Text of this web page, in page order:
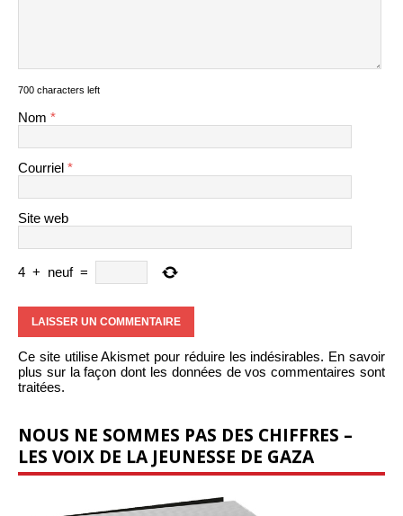
700 characters left
Nom *
Courriel *
Site web
4 + neuf =
Ce site utilise Akismet pour réduire les indésirables. En savoir
plus sur la façon dont les données de vos commentaires sont
traitées.
NOUS NE SOMMES PAS DES CHIFFRES –
LES VOIX DE LA JEUNESSE DE GAZA